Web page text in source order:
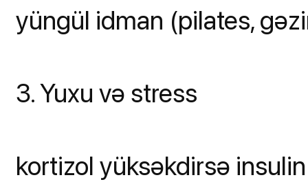
yüngül idman (pilates,
3. Yuxu və stress
kortizol yüksəkdirsə insulin